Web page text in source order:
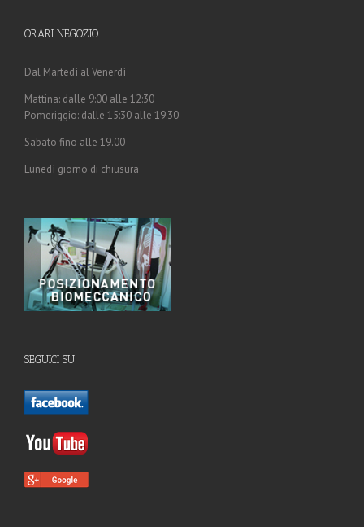
ORARI NEGOZIO
Dal Martedì al Venerdì
Mattina: dalle 9:00 alle 12:30
Pomeriggio: dalle 15:30 alle 19:30
Sabato fino alle 19.00
Lunedì giorno di chiusura
SEGUICI SU